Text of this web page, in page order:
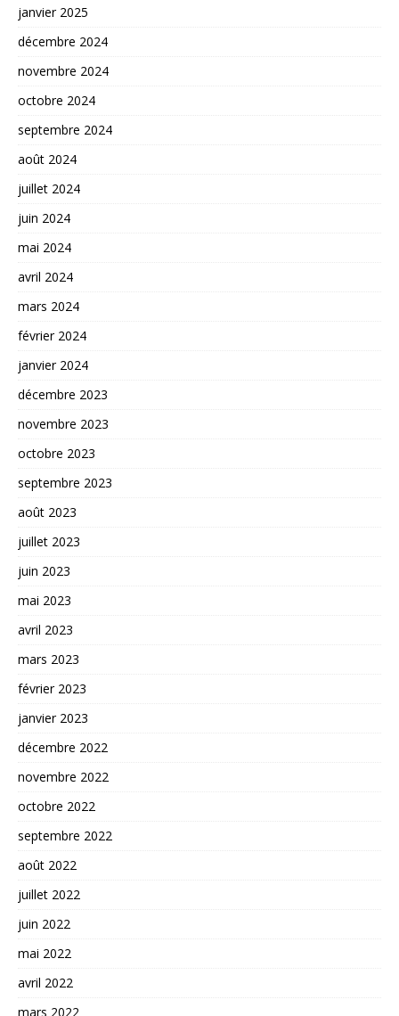
janvier 2025
décembre 2024
novembre 2024
octobre 2024
septembre 2024
août 2024
juillet 2024
juin 2024
mai 2024
avril 2024
mars 2024
février 2024
janvier 2024
décembre 2023
novembre 2023
octobre 2023
septembre 2023
août 2023
juillet 2023
juin 2023
mai 2023
avril 2023
mars 2023
février 2023
janvier 2023
décembre 2022
novembre 2022
octobre 2022
septembre 2022
août 2022
juillet 2022
juin 2022
mai 2022
avril 2022
mars 2022